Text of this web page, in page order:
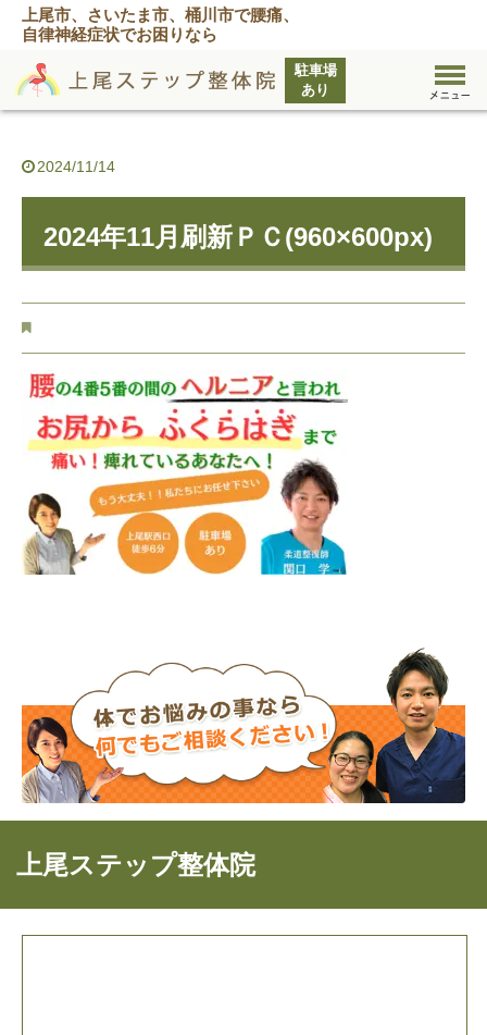
上尾市、さいたま市、桶川市で腰痛、
自律神経症状でお困りなら
2024/11/14
2024年11月刷新ＰＣ(960×600px)
上尾ステップ整体院